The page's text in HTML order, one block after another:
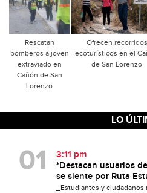
Rescatan
bomberos a joven
extraviado en
Cañón de San
Lorenzo
Ofrecen recorridos
ecoturísticos en el
de San Lorenzo
LO
3:11 pm
*Destacan usuarios
se siente por Ruta
_Estudiantes y